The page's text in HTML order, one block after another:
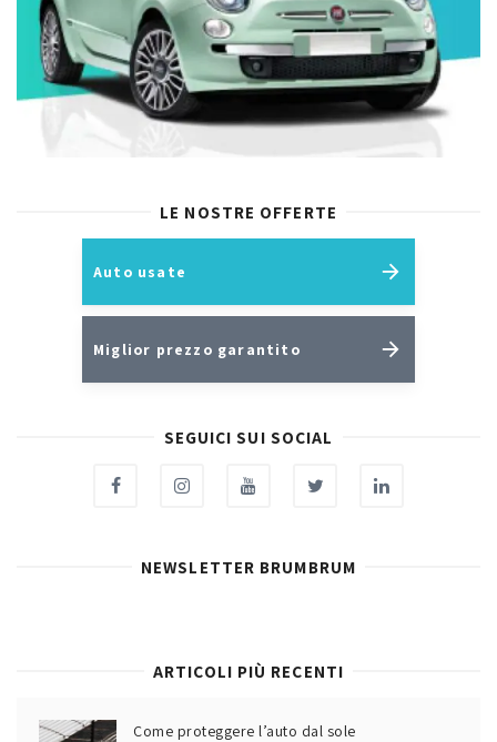
LE NOSTRE OFFERTE
Auto usate
Miglior prezzo garantito
SEGUICI SUI SOCIAL
NEWSLETTER BRUMBRUM
ARTICOLI PIÙ RECENTI
Come proteggere l’auto dal sole